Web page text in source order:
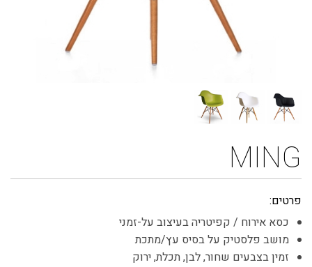
MING
פרטים:
כסא אירוח / קפיטריה בעיצוב על-זמני
מושב פלסטיק על בסיס עץ/מתכת
זמין בצבעים שחור, לבן, תכלת, ירוק